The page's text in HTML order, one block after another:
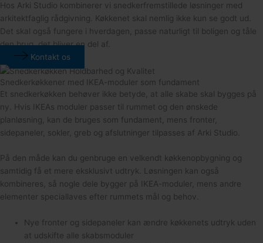
Hos Arki Studio kombinerer vi snedkerfremstillede løsninger med
arkitektfaglig rådgivning. Køkkenet skal nemlig ikke kun se godt ud.
Det skal også fungere i hverdagen, passe naturligt til boligen og tåle
den brug, det bliver en del af.
Kontakt os
Snedkerkøkkener med IKEA-moduler som fundament
Et snedkerkøkken behøver ikke betyde, at alle skabe skal bygges på
ny. Hvis IKEAs moduler passer til rummet og den ønskede
planløsning, kan de bruges som fundament, mens fronter,
sidepaneler, sokler, greb og afslutninger tilpasses af Arki Studio.
På den måde kan du genbruge en velkendt køkkenopbygning og
samtidig få et mere eksklusivt udtryk. Løsningen kan også
kombineres, så nogle dele bygger på IKEA-moduler, mens andre
elementer speciallaves efter rummets mål og behov.
Nye fronter og sidepaneler kan ændre køkkenets udtryk uden
at udskifte alle skabsmoduler